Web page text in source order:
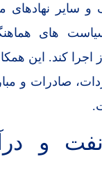
و سایر نهادهای
‌های
اجرا کند. این
صادرات و
و